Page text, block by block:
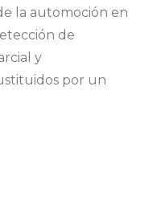
la automoción en
de
y
por un